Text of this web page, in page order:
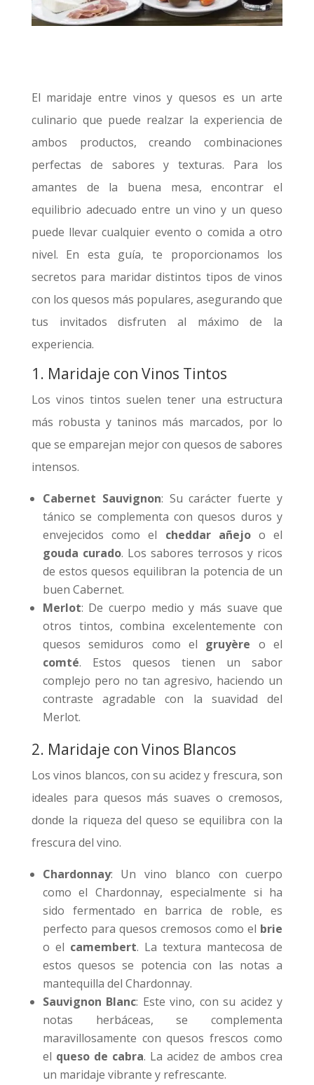
El maridaje entre vinos y quesos es un arte
culinario que puede realzar la experiencia de
ambos productos, creando combinaciones
perfectas de sabores y texturas. Para los
amantes de la buena mesa, encontrar el
equilibrio adecuado entre un vino y un queso
puede llevar cualquier evento o comida a otro
nivel. En esta guía, te proporcionamos los
secretos para maridar distintos tipos de vinos
con los quesos más populares, asegurando que
tus invitados disfruten al máximo de la
experiencia.
1. Maridaje con Vinos Tintos
Los vinos tintos suelen tener una estructura
más robusta y taninos más marcados, por lo
que se emparejan mejor con quesos de sabores
intensos.
Cabernet Sauvignon: Su carácter fuerte y
tánico se complementa con quesos duros y
envejecidos como el cheddar añejoo el
gouda curado. Los sabores terrosos y ricos
de estos quesos equilibran la potencia de un
buen Cabernet.
Merlot: De cuerpo medio y más suave que
otros tintos, combina excelentemente con
quesos semiduros como el gruyère o el
comté. Estos quesos tienen un sabor
complejo pero no tan agresivo, haciendo un
contraste agradable con la suavidad del
Merlot.
2. Maridaje con Vinos Blancos
Los vinos blancos, con su acidez y frescura, son
ideales para quesos más suaves o cremosos,
donde la riqueza del queso se equilibra con la
frescura del vino.
Chardonnay: Un vino blanco con cuerpo
como el Chardonnay, especialmente si ha
sido fermentado en barrica de roble, es
perfecto para quesos cremosos como el brie
o el camembert. La textura mantecosa de
estos quesos se potencia con las notas a
mantequilla del Chardonnay.
Sauvignon Blanc: Este vino, con su acidez y
notas herbáceas, se complementa
maravillosamente con quesos frescos como
el queso de cabra. La acidez de ambos crea
un maridaje vibrante y refrescante.